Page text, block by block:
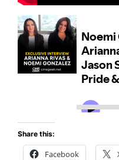
Share this:
Facebook